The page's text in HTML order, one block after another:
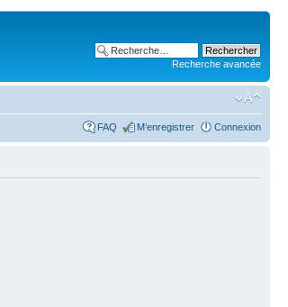
Recherche avancée
FAQ M’enregistrer Connexion